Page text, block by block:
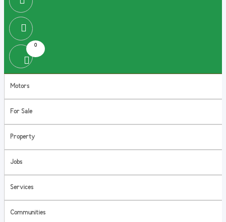
0
Motors
For Sale
Property
Jobs
Services
Communities